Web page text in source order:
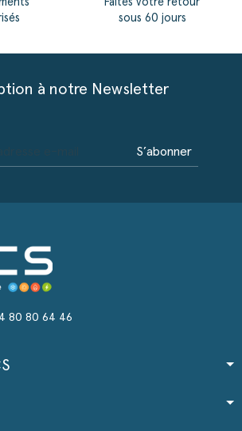
Faites votre retour
sous 60 jours
à notre Newsletter
S’abonner
80 80 64 46